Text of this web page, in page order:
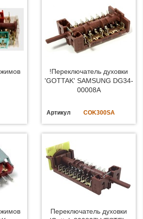
!Переключатель духовки
'GOTTAK' SAMSUNG DG34-
00008A
Артикул COK300SA
Переключатель духовки